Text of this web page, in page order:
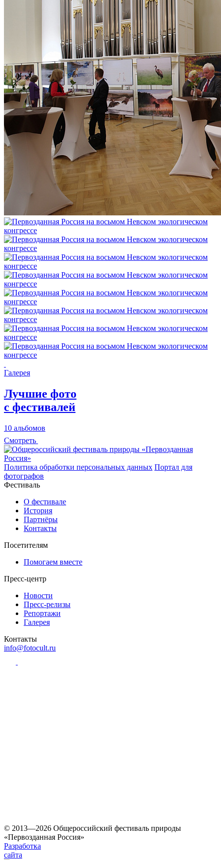
Галерея
Лучшие фото
с фестивалей
10 альбомов
Смотреть
Политика обработки персональных данных Портал для
фотографов
Фестиваль
О фестивале
История
Партнёры
Контакты
Посетителям
Помогаем вместе
Пресс-центр
Новости
Пресс-релизы
Репортажи
Галерея
Контакты
info@fotocult.ru
© 2013—2026 Общероссийский фестиваль природы
«Первозданная Россия»
Разработка
сайта